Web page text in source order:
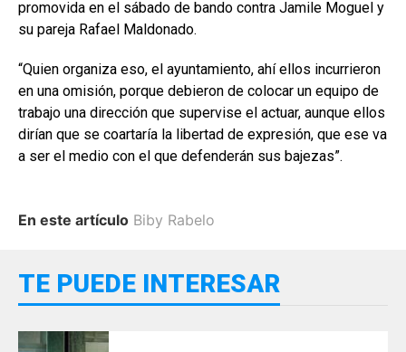
promovida en el sábado de bando contra Jamile Moguel y
su pareja Rafael Maldonado.
“Quien organiza eso, el ayuntamiento, ahí ellos incurrieron
en una omisión, porque debieron de colocar un equipo de
trabajo una dirección que supervise el actuar, aunque ellos
dirían que se coartaría la libertad de expresión, que ese va
a ser el medio con el que defenderán sus bajezas”.
En este artículo Biby Rabelo
TE PUEDE INTERESAR